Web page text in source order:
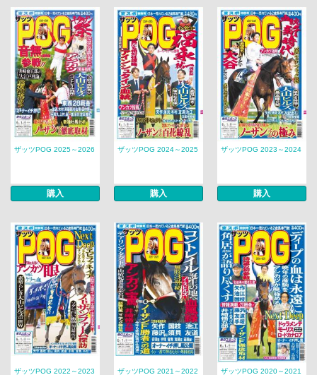
ザッツPOG 2025～2026
購入
ザッツPOG 2024～2025
購入
ザッツPOG 2023～2024
購入
ザッツPOG 2022～2023 ザッツPOG 2021～2022 ザッツPOG 2020～2021